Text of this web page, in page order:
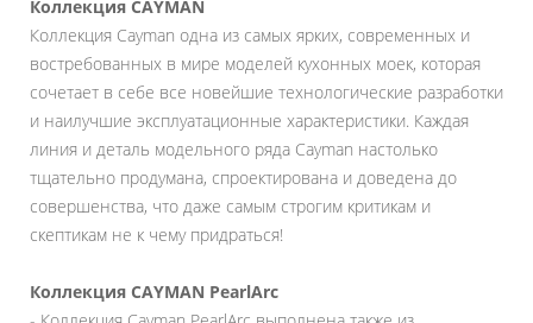
Коллекция CAYMAN
Коллекция Cayman одна из самых ярких, современных и
востребованных в мире моделей кухонных моек, которая
сочетает в себе все новейшие технологические разработки
и наилучшие эксплуатационные характеристики. Каждая
линия и деталь модельного ряда Cayman настолько
тщательно продумана, спроектирована и доведена до
совершенства, что даже самым строгим критикам и
скептикам не к чему придраться!
Коллекция CAYMAN PearlArc